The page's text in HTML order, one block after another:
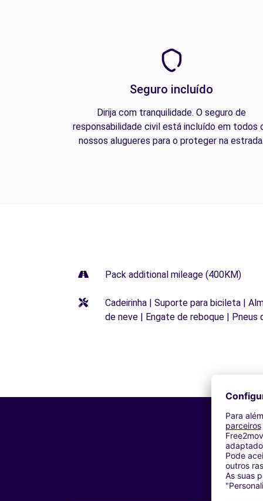
Seguro incluído
Dirija com tranquilidade. O seguro de
responsabilidade civil está incluído em todos
nossos alugueres para o proteger na
Pack additional mileage (400KM)
Cadeirinha | Suporte para bicileta |
de neve | Engate de reboque | Pneus